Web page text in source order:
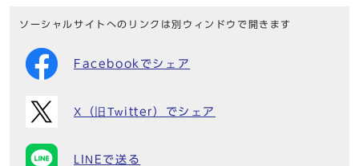
ソーシャルサイトへのリンクは別ウィンドウで開きます
Facebookでシェア
X（旧Twitter）でシェア
LINEで送る